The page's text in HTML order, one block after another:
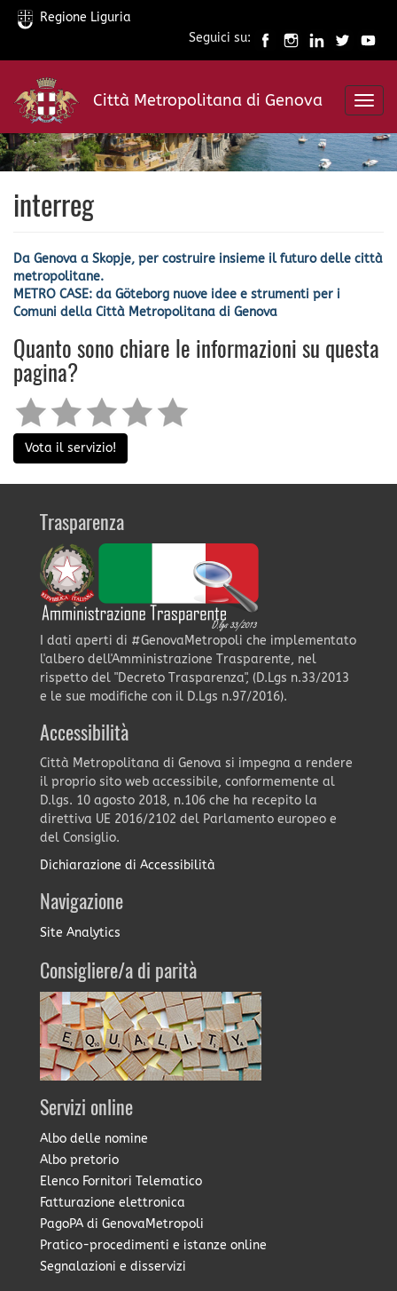
Salta
contenuto
principale
Regione Liguria
Seguici su:
Città Metropolitana di Genova
interreg
Da Genova a Skopje, per costruire insieme il futuro delle città
metropolitane.
METRO CASE: da Göteborg nuove idee e strumenti per i
Comuni della Città Metropolitana di Genova
Quanto sono chiare le informazioni su questa
pagina?
Vota il servizio!
Trasparenza
I dati aperti di #GenovaMetropoli che implementato
l'albero dell'Amministrazione Trasparente, nel
rispetto del "Decreto Trasparenza", (D.Lgs n.33/2013
e le sue modifiche con il D.Lgs n.97/2016).
Accessibilità
Città Metropolitana di Genova si impegna a rendere
il proprio sito web accessibile, conformemente al
D.lgs. 10 agosto 2018, n.106 che ha recepito la
direttiva UE 2016/2102 del Parlamento europeo e
del Consiglio.
Dichiarazione di Accessibilità
Navigazione
Site Analytics
Consigliere/a di parità
Servizi online
Albo delle nomine
Albo pretorio
Elenco Fornitori Telematico
Fatturazione elettronica
PagoPA di GenovaMetropoli
Pratico-procedimenti e istanze online
Segnalazioni e disservizi